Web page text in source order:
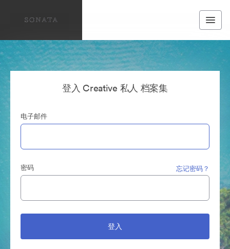
登入 Creative 私人 档案集
电子邮件
密码 忘记密码？